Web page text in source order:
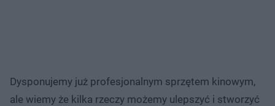
Dysponujemy już profesjonalnym sprzętem kinowym,
ale wiemy że kilka rzeczy możemy ulepszyć i stworzyć